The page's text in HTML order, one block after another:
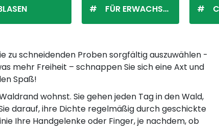
FÜR ERWACHSENE
zu schneidenden Proben sorgfältig auszuwählen -
mehr Freiheit – schnappen Sie sich eine Axt und
Spaß!
wohnst. Sie gehen jeden Tag in den Wald,
darauf, ihre Dichte regelmäßig durch geschickte
Ihre Handgelenke oder Finger, je nachdem, ob